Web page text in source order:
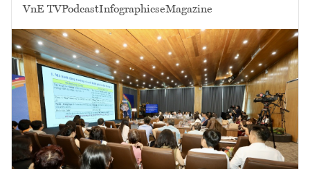
VnE TVPodcastInfographicseMagazine